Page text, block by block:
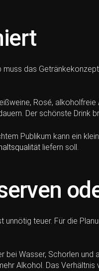
das
Rosé,
Der schönste Drink
Publikum kann ein
liefern soll.
teuer. Für die
Wasser, Schorlen
Alkohol. Das